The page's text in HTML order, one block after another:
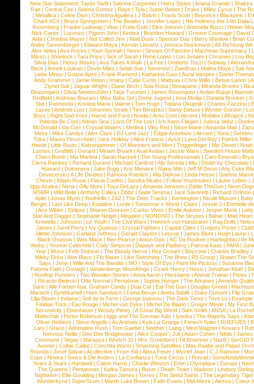
New Star Statement: Taylor Swift | Sabrina Carpenter | Harry Styles | Ariana Grande | Shakira
Rae| Central Cee| Selena Gomez | Raye| Tyla| Justin Bieber| Drake| Miley Cyrus | The
| Metallica | Celine Dion | Christina Aguilera | J Balvin | Travis Scott | Beyonce | Blackpink |
Charli XCX| Bruce Springsteen| The Beatles | Jennifer Lopez | His Holiness the 14th Dalai
Rosenberg | Frauke Ludowig | Vitas | Frida Gold | Elke Jeinsen | Antonella Bucci | Heiner
Nick Carter | Lucenzo | Pigeon John | Kimbra | Brandon Howard | Groove Coverage | David
Aida| Christine Mayer| Not Called Jinx | Matt Dusk | Spencer Day| Barry Manilow| Brian
Andre Tannenberger | Edward Maya | Kerstin Linnartz | Jessica Stockmann | A5 Richtung Wir
Alex Velea | Ava Rocks | Youn Sunnah | Nevio | Stream Of Passion | Machinae Supremacy |
MissLi | Shonlock | Tara Priya | Sick of Sarah | Rene Lopez | Lori Jenaire | Chromeo | Lou
Silvia Dias | Henry Maske| Ava Takes A Walk | La Fee| Umberto Tozzi| Subway|
Beck | Annett Louisan| Devin Miles | Selah Sue| Neverest| Zweitfrau| Malina Moye| Sak
Liebe Minou| Guano Apes | Frank Ramond| Katharina Gast| Aural Vampire| Dante Thomas
Andy Grammer| Jamie Woon| Imany| Catie Curtis | Mattyas | Chris Willis | Betsie Larkin|
Ziynet Sali| Jaguar Wright| Diane Birch| Sola Rosa| Bonaparte| Miranda Brooke|
Beauregard| Olivia NewtonJohn| Tarja Turunen| James Rosenquist| Ardian Bujupi|
Redfield | Andreas Bourani | Miss Baby Sol | Deine Jugend | Inna Modja | Daniela Brooker |
Slot | Rasheeda | Kristina Maria | Valerie | Tom Hugo | Tatiana Okupnik | Charles Fazzino |
Lazee | Android Lust | Johannes Strate | Tim Bendzko | Samy Deluxe | Wynter Gordon |
Boys | Right Said Fred | Harris and Ford | Noelia | Arno Cost | Akcent | Mobilee | Afrojack |
Yolanda Be Cool| Adrian Sina| Lord Of The Lost| Ich Kann Fliegen| Julissa Veloz |
McDonald| Ida Corr| Crystal Waters | Medina| Viky Red| Sisse Marie| Amanda Mair|
Mess | Mike Candys | Alex Clare | DJ Lord Jazz | Edgar Askelovic | Akcent | Yuna | Serebro
Toka | Mauro Perucchetti | Jack Holiday | Alice Francis | Avicii | Lana Del Rey | Patrick Miller
Hewitt| Little Boots | Katzenjammer| Of Monsters and Men| Triggerfinger| Mic Donet| Noah
Lashes | Graffiti6| Gerard| Miriam Bryant| Asaf Avidan| Jessie Ware| Swedish House
Cherri Bomb | Mia Martina | Sarah Hackett | The Young Professionals | Caro Emerald |
Cierra Ramirez | Richard Durand | Michael Canitrot | Ally Sereda | Miu | Death by Chocolate |
Howard| Dolcenera| Jake Bugg| Kris Menace| Rainy Milo| Jeff M Dixon| Any Color
Devecerski| A Life Divided| Ramona Rotstich| Mia Diekow| Linda Hesse| Soehne
Chevin| Ntjam Rosie| Flavia Coelho| Sandra Nkake| Follow YourInstinct| Lauter Leben|
Iggy Azalea | Nena | Olly Murs | Toya DeLazy | Amanda Jenssen | Eddie TheGun | Neon Dogs
MSMR| Wild Belle| Anthony Callea| Zibbz | Sade Serena| Jack Savoretti| Richard Orlinski|
Aplin | Jonas Myrin | Youthkills | ZAZ | The Deer Tracks | Kensington | Nicole Musoni | Baby
Berger| Last Like Deep| Kodaline| Lorde| Tomorrow´s World| Claire| Jessie J | Emmelie
| Ace Wilder| Eklipse| Sharon Doorson| Carlos Vives | Emilie Autumn| Jesper Munk | Lady
Star And Dagger | Stephanie Neigel | Megaloh | NONONO | The Strypes | Bahar | Mad Heart
Krewella | Johnossi | Le Youth | The Civil Wars | Heinrich von Handzahm | Rag Dolls |
James | Jarell Perry | Ivy Quainoo | Crystal Fighters | Capital Cities | Gregory Porter |
Jillette Johnson | Garland Jeffreys | Gerald Clayton | Lescop | James Blunt | Hugh Laurie |
Black Onassis | Wes Mack | Ben Pearce | Antun Opic | KC Da Rookee | Harleighblu | Ife
Veeby | Yvonne Catterfeld | Cody Simpson | Dapayk and Padberg | Patricia Kaas | PAPA|
Year| Muse| Fefe Dobson| The Bloody Nerve| Hey Ocean! | Boyzone| Charles Bradley|
Mikky Ekko | Aloe Blacc | Flo Bauer | Like Swimming | The Brew | R5 Group | Shawn The
Says | Jenix | Wille And The Bandits | MO | Style Of Eye | Paint Me Picasso | Susanne
Paloma Faith| Oonagh| Vandenbergs MoonKings | Ozark Henry| Nessi| Jonathan Kluth|
| Rooftop Runners | Two Wooden Stones | Anna Aaron| Herzdame| Animal Trainer| Pixies |
| Ricardo Bielecki | Otto Normal | Pentatonix | Sophie Hunger | The Arkanes | Amando
Saris | Alle Farben feat. Graham Candy | Doja Cat | Eat The Gun | Douglas Greed |
Marashi | Synthkartell | Ham Sandwich | Fiona Bevan | Aneta Sablik | Duke Dumont | Flip
Lilja Bloom | Indiana | Sofi de la Torre | George Ioannou | The Dark Tenor | Tove Lo | Example
Felidae Trick | Eau Rouge | Michel van Dyke | Michel De Biasio | Gregor Meyle | My First
Secondcity| Eisenhauer| Woody Pitney| A Great Big World| Sam Smith| ANSA| La
Malinchak | Porter Robinson| Iggy and The German Kids | Iyeoka| The Majority Says |
Oliver Heldens | Steve Angello| As Animals | Kyla La Grange| Fenech Soler| RUEFUES|
Lary | Grace | Adrenaline Rush | Tom Gaebel | Seether | Laing | Mirel Wagner | Kovacs |
Nervous Nellie | Dee Dee Bridgewater | Alice Cooper | Juli | Adam Cohen | Nihils | James
Commons | Vegas | Maraaya| Wretch 32| Mrs. Greenbird| Till Broenner| NazB| SerGIO
Avener | Colbie Caillat | Conchita Wurst | Smashing Satellites | Max Raabe and Palast
Rhonda | Josef Salvat | Acollective | From Kid | Alexa Feser | Wyclef Jean | C.J.Ramone |
Cops | Nneka | Swiss & Die Andern | La Confianza | Tune Circus | I Prevail |
Years & Years | Hardwell| Calvin Harris | Charlie Winston| Emin| Olympique| Europe|
The Queens | Pentatones | Kafka Tamura | Boxer | Death Team | Madeon | Lindsey Stirling
Nightwish| Ellie Goulding| Morgan James | Torres | The Sinful Saints | The Legendary
Wunderkynd | SuperScum | Martin Luke Brown | Faith Evans | MiA Mieze | Alesso | Coeur